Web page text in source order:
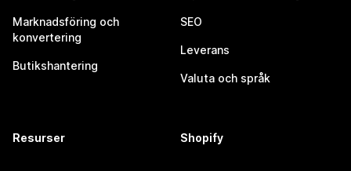
Marknadsföring och
konvertering
Butikshantering
SEO
Leverans
Valuta och språk
Resurser Shopify